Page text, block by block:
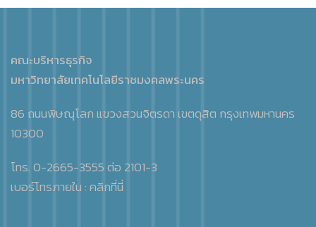
คณะบริหารธุรกิจ
มหาวิทยาลัยเทคโนโลยีราชมงคลพระนคร
86 ถนนพิษณุโลก แขวงสวนจิตรดา เขตดุสิต กรุงเทพมหานคร
10300
โทร. 0-2665-3555 ต่อ 2101-3
เบอร์โทรภายใน :คลิกที่นี่